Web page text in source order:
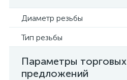
Диаметр резьбы
Тип резьбы
Параметры торговых
предложений